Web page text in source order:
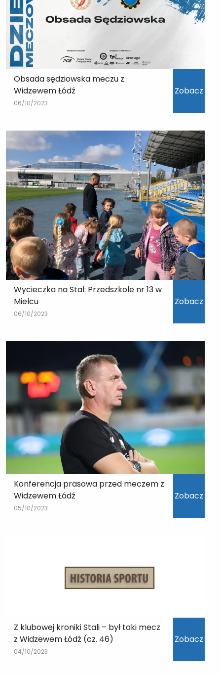
Obsada sędziowska meczu z
Widzewem Łódź
06/10/2023
Zobacz
Wycieczka na Stal: Przedszkole nr 13 w
Mielcu
06/10/2023
Zobacz
Konferencja prasowa przed meczem z
Widzewem Łódź
05/10/2023
Zobacz
Z klubowej kroniki Stali – był taki mecz
z Widzewem Łódź (cz. 46)
04/10/2023
Zobacz